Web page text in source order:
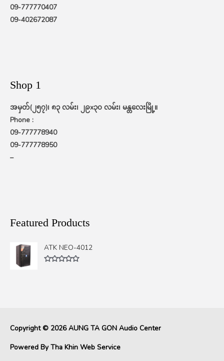
09-777770407
09-402672087
Shop 1
အမှတ်(၂၅၇)၊ ၈၃ လမ်း၊ ၂၉x၃၀ လမ်း၊ မန္တလေးမြို့။
Phone :
09-777778940
09-777778950
–
Featured Products
ATK NEO-4012
Copyright © 2026AUNG TA GON Audio Center
Powered ByTha Khin Web Service